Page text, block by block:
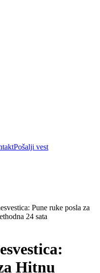
Pošalji vest
Pune ruke posla za
24 sata
Hitnu